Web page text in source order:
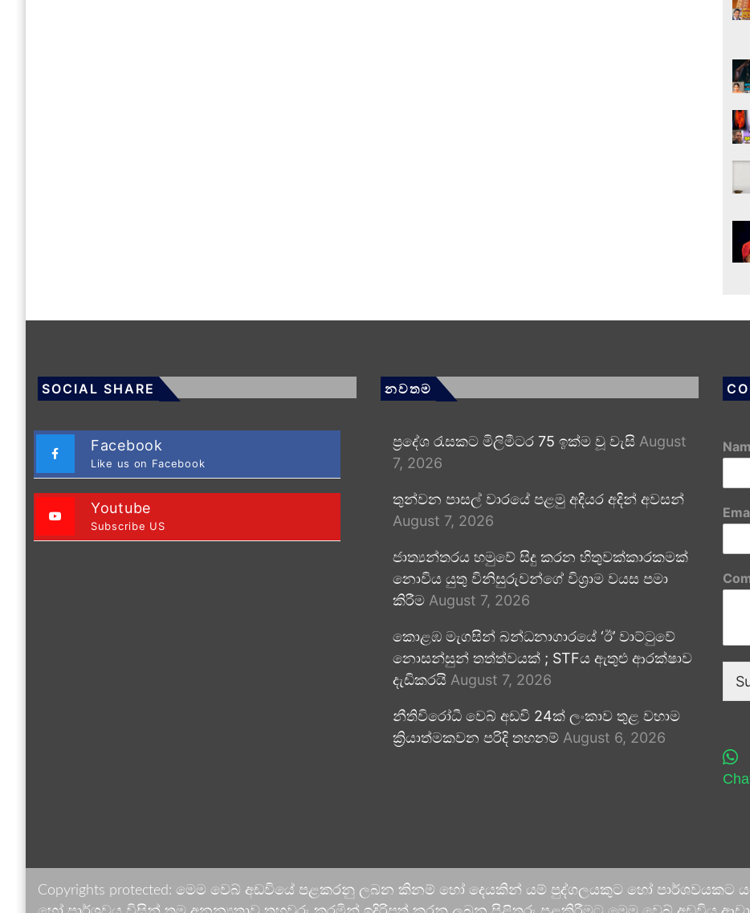
SOCIAL SHARE
Facebook
Like us on Facebook
Youtube
Subscribe US
නවතම
ප්‍රදේශ රැසකට මිලිමීටර 75 ඉක්ම වූ වැසි August
7, 2026
තුන්වන පාසල් වාරයේ පළමු අදියර අදින් අවසන්
August 7, 2026
ජාත්‍යන්තරය හමුවේ සිදු කරන හිතුවක්කාරකමක්
නොවිය යුතු විනිසුරුවන්ගේ විශ්‍රාම වයස පමා
කිරීම August 7, 2026
කොළඹ මැගසින් බන්ධනාගාරයේ ‘ඊ’ වාට්ටුවේ
නොසන්සුන් තත්ත්වයක් ; STFය ඇතුළු ආරක්ෂාව
දැඩිකරයි August 7, 2026
නීතිවිරෝධී වෙබ් අඩවි 24ක් ලංකාව තුළ වහාම
ක්‍රියාත්මකවන පරිදි තහනම් August 6, 2026
Copyrights protected: මෙම වෙබ් අඩවියේ පළකරනු ලබන කිනම් හෝ දෙයකින් යම් පුද්ගලයකුට හෝ